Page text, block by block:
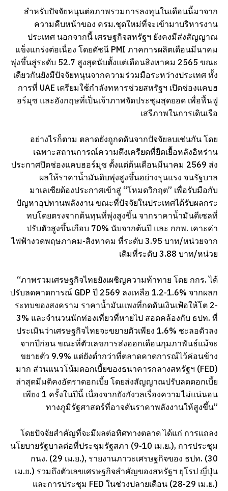
สำหรับปัจจัยหนุนต่อภาพรวมการลงทุนในเดือนนี้มาจาก
ความคืบหน้าของ ครม.ชุดใหม่ที่จะเข้ามาบริหารงาน
ประเทศ นอกจากนี้ เศรษฐกิจสหรัฐฯ ยังคงมีส่งสัญญาณ
แข็งแกร่งต่อเนื่อง โดยดัชนี PMI ภาคการผลิตเดือนมีนาคม
พุ่งขึ้นสู่ระดับ 52.7 สูงสุดนับตั้งแต่เดือนสิงหาคม 2565 ขณะ
เดียวกันยังมีปัจจัยหนุนจากความร่วมมือระหว่างประเทศ ทั้ง
การที่ UAE เตรียมใช้กำลังทหารช่วยสหรัฐฯ เปิดช่องแคบฮ
อร์มุซ และอังกฤษที่เป็นเจ้าภาพจัดประชุมสุดยอด เพื่อฟื้นฟู
เสรีภาพในการเดินเรือ
อย่างไรก็ตาม ตลาดยังถูกดดันจากปัจจัยลบเช่นกัน โดย
เฉพาะสถานการณ์ความตึงเครียดที่ยืดเยื้อหลังอิหร่าน
ประกาศปิดช่องแคบฮอร์มุซ ตั้งแต่ต้นเดือนมีนาคม 2569 ส่ง
ผลให้ราคาน้ำมันดิบพุ่งสูงขึ้นอย่างรุนแรง จนรัฐบาล
มาเลเซียต้องประกาศเข้าสู่ “โหมดวิกฤต” เพื่อรับมือกับ
ปัญหาอุปทานพลังงาน ขณะที่ปัจจัยในประเทศได้รับผลกระ
ทบโดยตรงจากต้นทุนที่พุ่งสูงขึ้น จากราคาน้ำมันดีเซลที่
ปรับตัวสูงขึ้นเกือบ 70% นับจากต้นปี และ กกพ. เคาะค่า
ไฟฟ้างวดพฤษภาคม-สิงหาคม ที่ระดับ 3.95 บาท/หน่วยจาก
เดิมที่ระดับ 3.88 บาท/หน่วย
“ภาพรวมเศรษฐกิจไทยยังเผชิญความท้าทาย โดย กกร. ได้
ปรับลดคาดการณ์ GDP ปี 2569 ลงเหลือ 1.2-1.6% จากผลก
ระทบของสงคราม ราคาน้ำมันแพงที่กดดันเงินเฟ้อให้โต 2-
3% และจำนวนนักท่องเที่ยวที่หายไป สอดคล้องกับ ธปท. ที่
ประเมินว่าเศรษฐกิจไทยจะขยายตัวเพียง 1.6% ชะลอตัวลง
จากปีก่อน ขณะที่ตัวเลขการส่งออกเดือนกุมภาพันธ์แม้จะ
ขยายตัว 9.9% แต่ยังต่ำกว่าที่ตลาดคาดการณ์ไว้ค่อนข้าง
มาก ส่วนแนวโน้มดอกเบี้ยของธนาคารกลางสหรัฐฯ (FED)
ล่าสุดมีมติคงอัตราดอกเบี้ย โดยส่งสัญญาณปรับลดดอกเบี้ย
เพียง 1 ครั้งในปีนี้ เนื่องจากยังกังวลเรื่องความไม่แน่นอน
ทางภูมิรัฐศาสตร์ที่อาจดันราคาพลังงานให้สูงขึ้น”
โดยปัจจัยสำคัญที่จะมีผลต่อทิศทางตลาด ได้แก่ การแถลง
นโยบายรัฐบาลต่อที่ประชุมรัฐสภา (9-10 เม.ย.), การประชุม
กนง. (29 เม.ย.), รายงานภาวะเศรษฐกิจของ ธปท. (30
เม.ย.) รวมถึงตัวเลขเศรษฐกิจสำคัญของสหรัฐฯ ยุโรป ญี่ปุ่น
และการประชุม FED ในช่วงปลายเดือน (28-29 เม.ย.)